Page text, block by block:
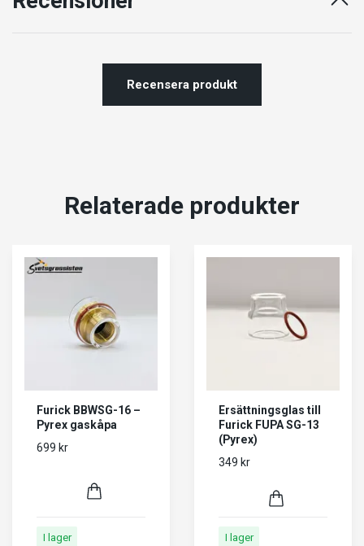
Recensera produkt
Relaterade produkter
Furick BBWSG-16 –
Pyrex gaskåpa
699 kr
I lager
Ersättningsglas till
Furick FUPA SG-13
(Pyrex)
349 kr
I lager